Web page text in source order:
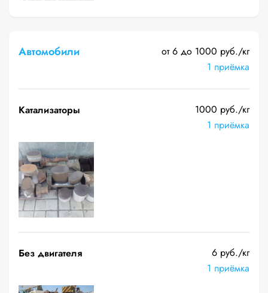
Автомобили
от 6 до 1000 руб./кг
1 приёмка
Катализаторы
1000 руб./кг
1 приёмка
Без двигателя
6 руб./кг
1 приёмка